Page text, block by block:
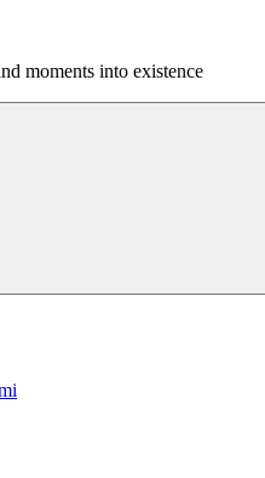
moments into existence
Menu